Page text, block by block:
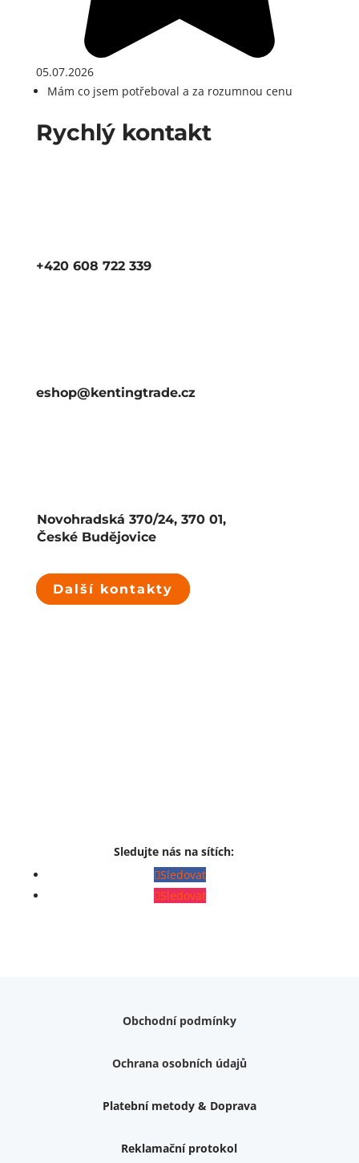
05.07.2026
Mám co jsem potřeboval a za rozumnou cenu
Rychlý kontakt
+420 608 722 339
eshop@kentingtrade.cz
Novohradská 370/24, 370 01,
České Budějovice
Další kontakty
Sledujte nás na sítích:
Sledovat
Sledovat
Obchodní podmínky
Ochrana osobních údajů
Platební metody & Doprava
Reklamační protokol